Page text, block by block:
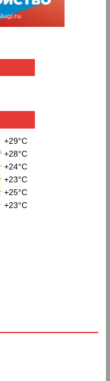
+29°C
+28°C
+24°C
+23°C
+25°C
+23°C